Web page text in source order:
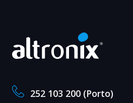
252 103 200 (Porto)